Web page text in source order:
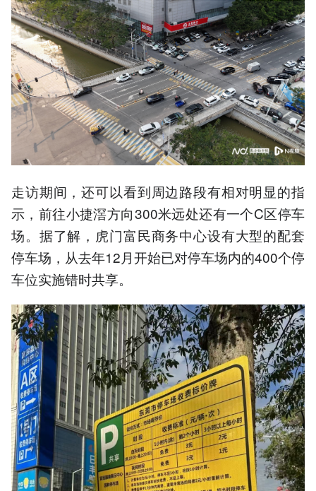
走访期间，还可以看到周边路段有相对明显的指
示，前往小捷滘方向300米远处还有一个C区停车
场。据了解，虎门富民商务中心设有大型的配套
停车场，从去年12月开始已对停车场内的400个停
车位实施错时共享。